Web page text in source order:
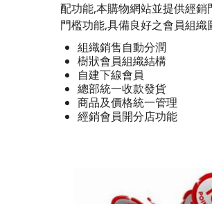
配功能,本購物網站並提供經銷
門檻功能,具備良好之會員組織
組織銷售自動分潤
樹狀會員組織結構
自建下線會員
總部統一收款發貨
商品及價格統一管理
經銷會員開分店功能